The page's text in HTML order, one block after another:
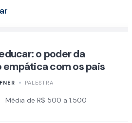
o poder da
com os pais
PALESTRA
Média de R$ 500 a 1.500